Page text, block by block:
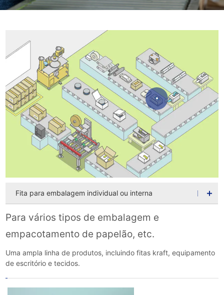
Fita para embalagem individual ou interna
Para vários tipos de embalagem e
empacotamento de papelão, etc.
Uma ampla linha de produtos, incluindo fitas kraft, equipamento
de escritório e tecidos.